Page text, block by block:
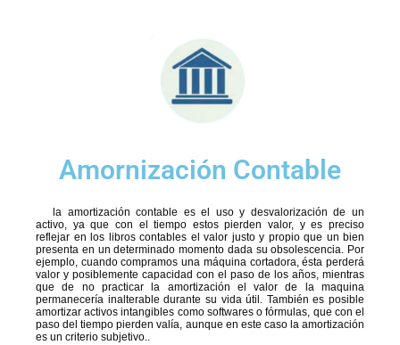
Amornización Contable
la amortización contable es el uso y desvalorización de un
activo, ya que con el tiempo estos pierden valor, y es preciso
reflejar en los libros contables el valor justo y propio que un bien
presenta en un determinado momento dada su obsolescencia. Por
ejemplo, cuando compramos una máquina cortadora, ésta perderá
valor y posiblemente capacidad con el paso de los años, mientras
que de no practicar la amortización el valor de la maquina
permanecería inalterable durante su vida útil. También es posible
amortizar activos intangibles como softwares o fórmulas, que con el
paso del tiempo pierden valía, aunque en este caso la amortización
es un criterio subjetivo..